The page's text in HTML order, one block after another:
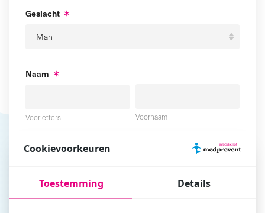
Geslacht
Naam
Voorletters Voornaam
Tussenvoegsel Achternaam
E-mailadres
Cookievoorkeuren
Toestemming Details